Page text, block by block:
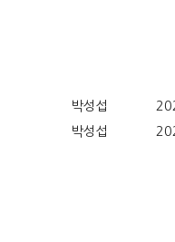
박성섭
박성섭